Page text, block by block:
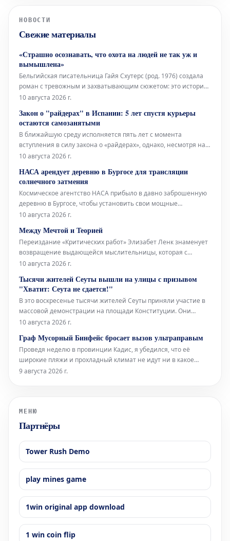
призывая к немедленной военной
НОВОСТИ
Свежие материалы
«Страшно осознавать, что охота на людей не так уж и
вымышлена»
Бельгийская писательница Гайя Схутерс (род. 1976) создала
роман с тревожным и захватывающим сюжетом: это история
Хантера Уайта, богатого американского охотника, которому во
необычную добычу. Роман «Трофей» стал международным
успехом, получил спе
10 августа 2026 г.
Закон о "райдерах" в Испании: 5 лет спустя курьеры
остаются самозанятыми
В ближайшую среду исполняется пять лет с момента
вступления в силу закона о «райдерах», однако, несмотря на
это, по улицам всё ещё ездят курьеры, работающие как
модель наёмных сотрудников не ранее конца текущего года.
Glovo потребовалос
10 августа 2026 г.
НАСА арендует деревню в Бургосе для трансляции
солнечного затмения
Космическое агентство НАСА прибыло в давно заброшенную
деревню в Бургосе, чтобы установить свои мощные
телескопы. С их помощью 12 августа 2026 года будет
10 миллионов человек. Деревня, под названием
Вильялибадо, расположена
10 августа 2026 г.
Между Мечтой и Теорией
Переиздание «Критических работ» Элизабет Ленк знаменует
возвращение выдающейся мыслительницы, которая с
необычайной лёгкостью объединяет положения Критической
отстаивает ценность фантазии, противопоставляя её
чрезмерной немецкой серьёзност
10 августа 2026 г.
Тысячи жителей Сеуты вышли на улицы с призывом
"Хватит: Сеута не сдается!"
В это воскресенье тысячи жителей Сеуты приняли участие в
массовой демонстрации на площади Конституции. Они
собрались, чтобы потребовать решительных действий в ответ
массового притока мигрантов 30 июля. Главным лозунгом дня
стало "Хватит! Сеут
10 августа 2026 г.
Граф Мусорный Бинфейс бросает вызов ультраправым
Проведя неделю в провинции Кадис, я убедился, что её
широкие пляжи и прохладный климат не идут ни в какое
сравнение со средиземноморским побережьем. Здесь, в
9 августа 2026 г.
МЕНЮ
Партнёры
Tower Rush Demo
play mines game
1win original app download
1 win coin flip